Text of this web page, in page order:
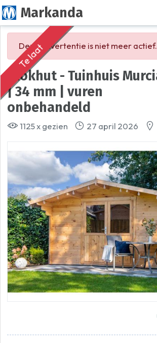
Markanda
Te laat
Deze advertentie is niet meer actief.
| 34 mm | vuren
onbehandeld
1125 x gezien 27 april 2026